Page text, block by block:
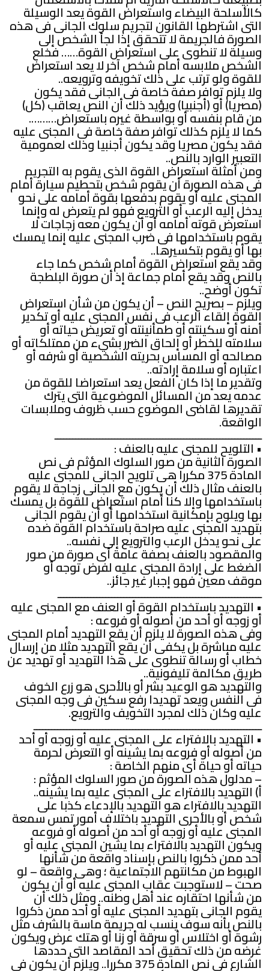
كالأسلحة البيضاء واستعراض القوة يعد الوسيلة
التى اشترطها القانون لتجريم سلوك الجانى فى هذه
الصورة فالجريمة لا تتحقق إذا لجأ الشخص إلى
وسيلة لا تنطوى على استعراض القوة…… فخلع
الشخص ملابسه أمام شخص آخر لا يعد استعراض
للقوة ولو ترتب على ذلك تخويفه وترويعه..
ولا يلزم توافر صفة خاصة فى الجانى فقد يكون
(مصريا) أو (أجنبيا) ويؤيد ذلك أن النص يعاقب (كل)
من قام بنفسه أو بواسطة غيره باستعراض……….
كما لا يلزم كذلك توافر صفة خاصة فى المجنى عليه
فقد يكون مصريا وقد يكون أجنبيا وذلك لعمومية
التعبير الوارد بالنص..
ومن أمثلة استعراض القوة الذى يقوم به التجريم
فى هذه الصورة أن يقوم شخص بتحطيم سيارة أمام
المجنى عليه أو يقوم بدفعها بقوة أمامه على نحو
يدخل إليه الرعب أو الترويع فهو لم يتعرض له وإنما
استعرض قوته أمامه أو أن يكون معه زجاجات لا
يقوم باستخدامها فى ضرب المجنى عليه إنما يمسك
بها أو يقوم بتكسيرها..
وقد يقع استعراض القوة أمام شخص كما جاء
بالنص وقد يقع أمام جماعة إذ أن صورة البلطجة
تكون أوضح..
ويلزم – بصريح النص – أن يكون من شأن استعراض
القوة إلقاء الرعب فى نفس المجنى عليه أو تكدير
أمنه أو سكينته أو طمأنينته أو تعريض حياته أو
سلامته للخطر أو إلحاق الضرر بشيء من ممتلكاته أو
مصالحه أو المساس بحريته الشخصية أو شرفه أو
اعتباره أو سلامة إرادته..
وتقدير ما إذا كان الفعل يعد استعراضا للقوة من
عدمه يعد من المسائل الموضوعية التى يترك
تقديرها لقاضى الموضوع حسب ظروف وملابسات
الواقعة.
ـــــــــــــــــــــــــــــــــــــــــــــــــــــــــــــــــــــ
• التلويح للمجنى عليه بالعنف :
الصورة الثانية من صور السلوك المؤثم فى نص
المادة 375 مكررا هى تلويح الجانى للمجنى عليه
بالعنف مثال ذلك أن يكون مع الجانى زجاجة لا يقوم
باستخدامها وإلا كنا أمام استعراض للقوة بل يمسك
بها ويلوح بإمكانية استخدامها أو أن يقوم الجانى
بتهديد المجنى عليه صراحة باستخدام القوة ضده
على نحو يدخل الرعب والترويع إلى نفسه..
والمقصود بالعنف بصفة عامة أى صورة من صور
الضغط على إرادة المجنى عليه لفرض توجه أو
موقف معين فهو إجبار غير جائز..
ــــــــــــــــــــــــــــــــــــــــــــــــــــــــــــــــــــ
• التهديد باستخدام القوة أو العنف مع المجنى عليه
أو زوجه أو أحد من أصوله أو فروعه :
وفى هذه الصورة لا يلزم أن يقع التهديد أمام المجنى
عليه مباشرة بل يكفى أن يقع التهديد مثلا من إرسال
خطاب أو رسالة تنطوى على هذا التهديد أو تهديد عن
طريق مكالمة تليفونية..
والتهديد هو الوعيد بشر أو بالأحرى هو زرع الخوف
فى النفس ويعد تهديدا رفع سكين فى وجه المجنى
عليه وكان ذلك لمجرد التخويف والترويع.
ــــــــــــــــــــــــــــــــــــــــــــــــــــــــــــــــــــــــــــ
• التهديد بالافتراء على المجنى عليه أو زوجه أو أحد
من أصوله أو فروعه بما يشينه أو التعرض لحرمة
حياته أو حياة أى منهم الخاصة :
– مدلول هذه الصورة من صور السلوك المؤثم :
أ) التهديد بالافتراء على المجنى عليه بما يشينه..
التهديد بالافتراء هو التهديد بالإدعاء كذبا على
شخص أو بالأحرى التهديد باختلاف أمور تمس سمعة
المجنى عليه أو زوجه أو أحد من أصوله أو فروعه
ويكون التهديد بالافتراء بما يشين المجنى عليه أو
أحد ممن ذكروا بالنص بإسناد واقعة من شأنها
الهبوط من مكانتهم الاجتماعية ؛ وهى واقعة – لو
صحت – لاستوجبت عقاب المجنى عليه أو أن يكون
من شأنها احتقاره عند أهل وطنه.. ومثل ذلك أن
يقوم الجانى بتهديد المجنى عليه أو أحد ممن ذكروا
بالنص بأنه سوف ينسب له جريمة ماسة بالشرف مثل
رشوة أو اختلاس أو سرقة أو زنا أو هتك عرض ويكون
غرضه من ذلك تحقيق أحد المقاصد التى حددها
الشارع فى نص المادة 375 مكررا.. ويلزم أن يكون فى